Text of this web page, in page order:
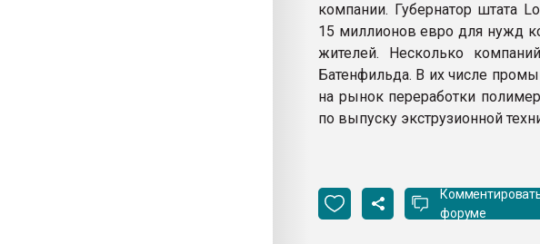
компании. Губернатор штата
15 миллионов евро для нужд
жителей. Несколько
Батенфильда. В их числе
на рынок переработки
по выпуску экструзионной
форуме